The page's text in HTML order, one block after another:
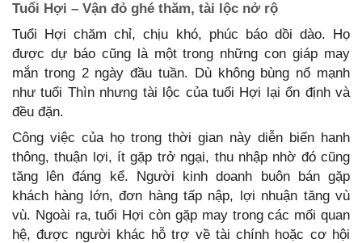
Tuổi Hợi – Vận đỏ ghé thăm, tài lộc nở rộ
Tuổi Hợi chăm chỉ, chịu khó, phúc báo dồi dào. Họ
được dự báo cũng là một trong những con giáp may
mắn trong 2 ngày đầu tuần. Dù không bùng nổ mạnh
như tuổi Thìn nhưng tài lộc của tuổi Hợi lại ổn định và
đều đặn.
Công việc của họ trong thời gian này diễn biến hanh
thông, thuận lợi, ít gặp trở ngại, thu nhập nhờ đó cũng
tăng lên đáng kể. Người kinh doanh buôn bán gặp
khách hàng lớn, đơn hàng tấp nập, lợi nhuận tăng vù
vù. Ngoài ra, tuổi Hợi còn gặp may trong các mối quan
hệ, được người khác hỗ trợ về tài chính hoặc cơ hội